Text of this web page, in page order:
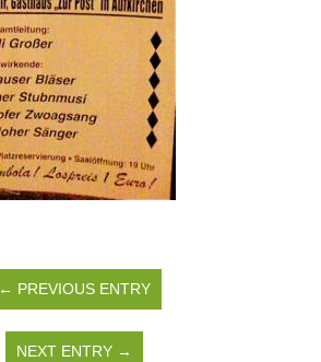
← PREVIOUS ENTRY
NEXT ENTRY →